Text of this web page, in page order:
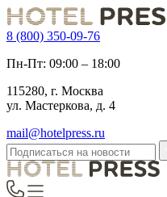
8 (800) 350-09-76
Пн-Пт: 09:00 – 18:00
115280, г. Москва
ул. Мастеркова, д. 4
mail@hotelpress.ru